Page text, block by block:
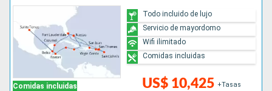
Comidas incluidas US$ 10,425 +Tasas
Todo incluido de lujo
Servicio de mayordomo
Wifi ilimitado
Comidas incluidas